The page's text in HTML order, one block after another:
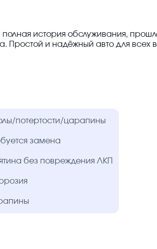
история обслуживания,
Простой и надёжный авто для всех
потертости/царапины
замена
без повреждения ЛКП